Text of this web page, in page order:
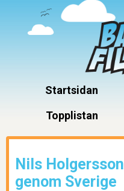
Startsidan
Topplistan
Nils
genom Sverige